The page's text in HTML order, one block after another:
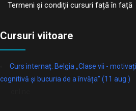
Termeni și condiții cursuri față în față
Cursuri viitoare
Curs internaț. Belgia „Clase vii -
cognitivă și bucuria de a învăța” (11 aug.)